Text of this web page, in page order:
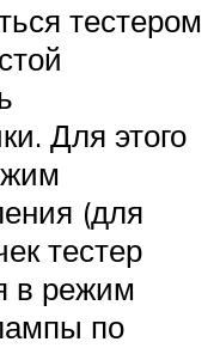
тестером
Для этого
(для
тестер
в режим
по